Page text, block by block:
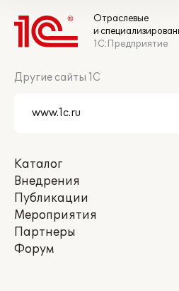
Отраслевые
и
1С:Предприятие
Другие сайты 1С
Каталог
Внедрения
Публикации
Мероприятия
Партнеры
Форум